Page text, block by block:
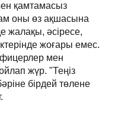
қамтамасыз
оны өз ақшасына
жалақы, әсіресе,
жоғары емес.
мен
жүр. "Теңіз
бірдей төлене